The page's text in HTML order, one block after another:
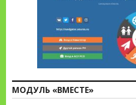
МОДУЛЬ «ВМЕСТЕ»